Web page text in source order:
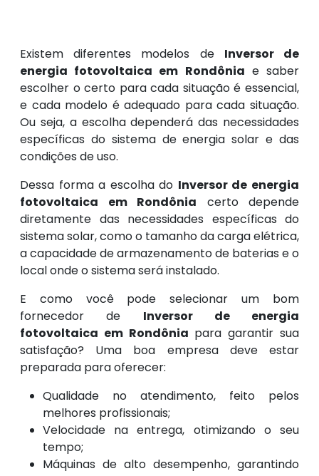
Existem diferentes modelos de Inversor de
energia fotovoltaica em Rondônia e saber
escolher o certo para cada situação é essencial,
e cada modelo é adequado para cada situação.
Ou seja, a escolha dependerá das necessidades
específicas do sistema de energia solar e das
condições de uso.
Dessa forma a escolha do Inversor de energia
fotovoltaica em Rondônia certo depende
diretamente das necessidades específicas do
sistema solar, como o tamanho da carga elétrica,
a capacidade de armazenamento de baterias e o
local onde o sistema será instalado.
E como você pode selecionar um bom
fornecedor de Inversor de energia
fotovoltaica em Rondônia para garantir sua
satisfação? Uma boa empresa deve estar
preparada para oferecer:
Qualidade no atendimento, feito pelos
melhores profissionais;
Velocidade na entrega, otimizando o seu
tempo;
Máquinas de alto desempenho, garantindo